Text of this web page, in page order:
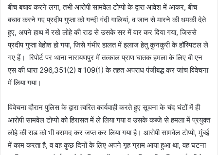
बीच बचाव करने लगा, तभी आरोपी सामवेल टोप्पो के द्वारा आवेश में आकर, बीच
बचाव करने गए प्रदीप गुप्ता को गन्दी गंदी गालियां, व जान से मारने की धमकी देते
हुए, अपने हाथ में रखे लोहे की राड से उसके सर में वार कर दिया गया, जिससे
प्रदीप गुप्ता बेहोश हो गया, जिसे गंभीर हालत में इलाज हेतु कुनकुरी के हॉस्पिटल ले
गए हैं। रिपोर्ट पर थाना नारायणपुर में तत्काल प्राण घातक हमला के लिए बी एन
एस की धारा 296,351(2) व 109(1) के तहत अपराध पंजीबद्ध कर जांच विवेचना
में लिया गया।
विवेचना दौरान पुलिस के द्वारा त्वरित कार्यवाही करते हुए सूचना के चंद घंटों में ही
आरोपी सामवेल टोप्पो को हिरासत में ले लिया गया व उसके कब्जे से हमला में प्रयुक्त
लोहे की राड को भी बरामद कर जप्त कर लिया गया है। आरोपी सामवेल टोप्पो, मुंबई
में काम करता है, व वह कुछ दिनों के लिए अपने गृह ग्राम आया हुआ था, वह घटना